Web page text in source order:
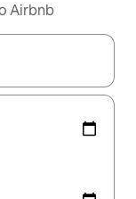
Airbnb
explore-os